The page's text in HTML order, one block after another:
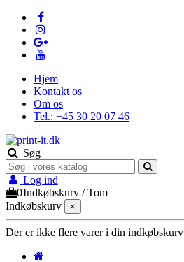
Hjem
Kontakt os
Om os
Tel.: +45 30 20 07 46
Søg
Log ind
0Indkøbskurv /Tom
Indkøbskurv
×
Der er ikke flere varer i din indkøbskurv